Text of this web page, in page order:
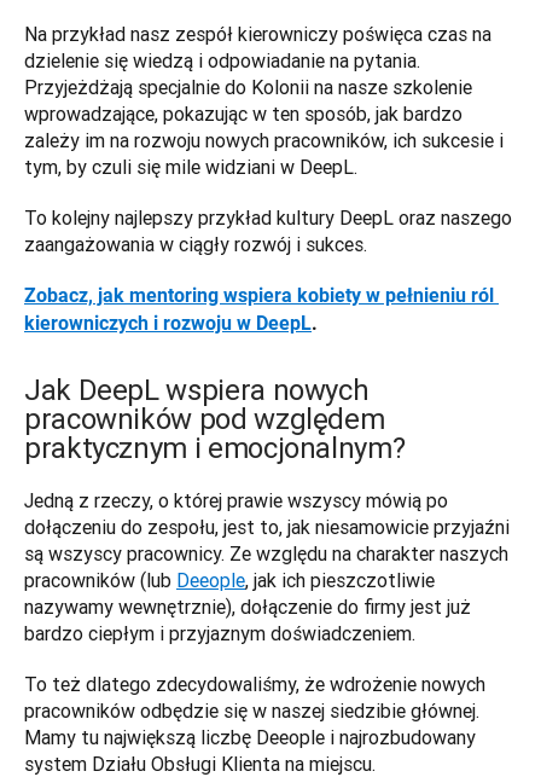
Na przykład nasz zespół kierowniczy poświęca czas na
dzielenie się wiedzą i odpowiadanie na pytania.
Przyjeżdżają specjalnie do Kolonii na nasze szkolenie
wprowadzające, pokazując w ten sposób, jak bardzo
zależy im na rozwoju nowych pracowników, ich sukcesie i
tym, by czuli się mile widziani w DeepL.
To kolejny najlepszy przykład kultury DeepL oraz naszego
zaangażowania w ciągły rozwój i sukces.
Zobacz, jak mentoring wspiera kobiety w pełnieniu ról
kierowniczych i rozwoju w DeepL.
Jak DeepL wspiera nowych
pracowników pod względem
praktycznym i emocjonalnym?
Jedną z rzeczy, o której prawie wszyscy mówią po
dołączeniu do zespołu, jest to, jak niesamowicie przyjaźni
są wszyscy pracownicy. Ze względu na charakter naszych
pracowników (lub Deeople, jak ich pieszczotliwie
nazywamy wewnętrznie), dołączenie do firmy jest już
bardzo ciepłym i przyjaznym doświadczeniem.
To też dlatego zdecydowaliśmy, że wdrożenie nowych
pracowników odbędzie się w naszej siedzibie głównej.
Mamy tu największą liczbę Deeople i najrozbudowany
system Działu Obsługi Klienta na miejscu.